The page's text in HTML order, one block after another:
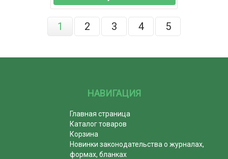
1 2 3 4 5
НАВИГАЦИЯ
Главная страница
Каталог товаров
Корзина
Новинки законодательства о журналах,
формах, бланках